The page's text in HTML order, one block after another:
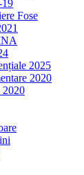
Fose
2025
2020
2020